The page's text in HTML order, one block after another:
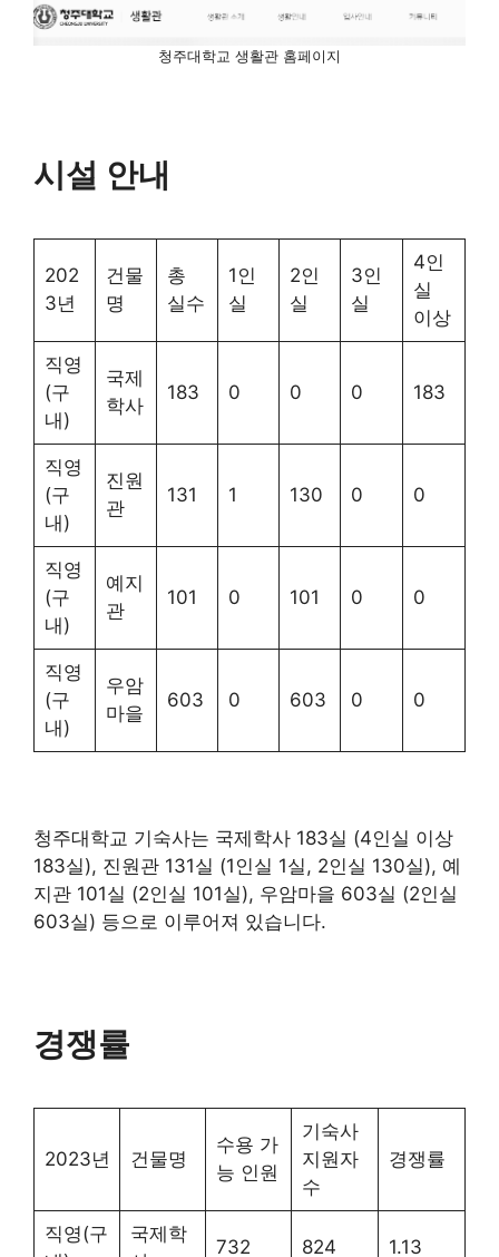
청주대학교 생활관 홈페이지
시설 안내
202
3년
건물
명
총
실수
1인
실
2인
실
3인
실
4인
실
이상
직영
(구
내)
국제
학사
183 0 0 0 183
직영
(구
내)
진원
관
131 1 130 0 0
직영
(구
내)
예지
관
101 0 101 0 0
직영
(구
내)
우암
마을
603 0 603 0 0
청주대학교 기숙사는 국제학사 183실 (4인실 이상
183실), 진원관 131실 (1인실 1실, 2인실 130실), 예
지관 101실 (2인실 101실), 우암마을 603실 (2인실
603실) 등으로 이루어져 있습니다.
경쟁률
2023년 건물명
수용 가
능 인원
기숙사
지원자
수
경쟁률
직영(구
국제학
732 824 1.13